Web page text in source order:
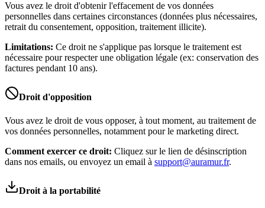
Vous avez le droit d'obtenir l'effacement de vos données
personnelles dans certaines circonstances (données plus nécessaires,
retrait du consentement, opposition, traitement illicite).
Limitations: Ce droit ne s'applique pas lorsque le traitement est
nécessaire pour respecter une obligation légale (ex: conservation des
factures pendant 10 ans).
Droit d'opposition
Vous avez le droit de vous opposer, à tout moment, au traitement de
vos données personnelles, notamment pour le marketing direct.
Comment exercer ce droit: Cliquez sur le lien de désinscription
dans nos emails, ou envoyez un email à support@auramur.fr.
Droit à la portabilité